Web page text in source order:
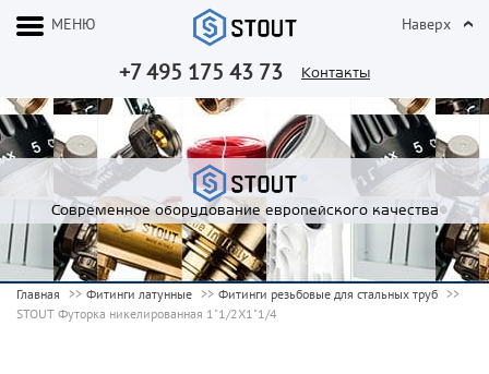
+7 495 175 43 73 Контакты
МЕНЮ Наверх
Современное оборудование европейского качества
Главная Фитинги латунные
Фитинги резьбовые для стальных труб
STOUT Футорка никелированная 1"1/2X1"1/4